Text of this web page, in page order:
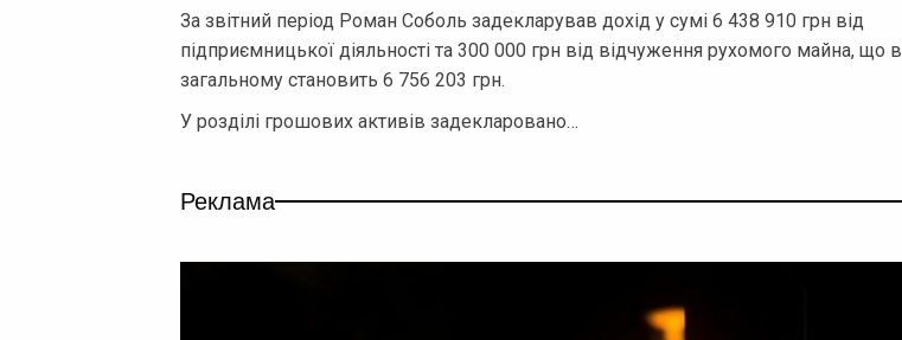
За звітний період Роман Соболь задекларував дохід у сумі 6 438 910 грн від
підприємницької діяльності та 300 000 грн від відчуження рухомого майна, що в
загальному становить 6 756 203 грн.
У розділі грошових активів задекларовано…
Реклама